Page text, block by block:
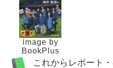
image by
BookPlus
これからレポート